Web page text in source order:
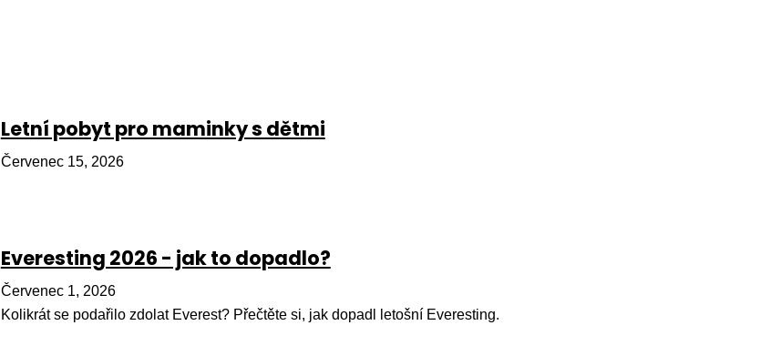
Letní pobyt pro maminky s dětmi
Červenec 15, 2026
Everesting 2026 - jak to dopadlo?
Červenec 1, 2026
Kolikrát se podařilo zdolat Everest? Přečtěte si, jak dopadl letošní Everesting.